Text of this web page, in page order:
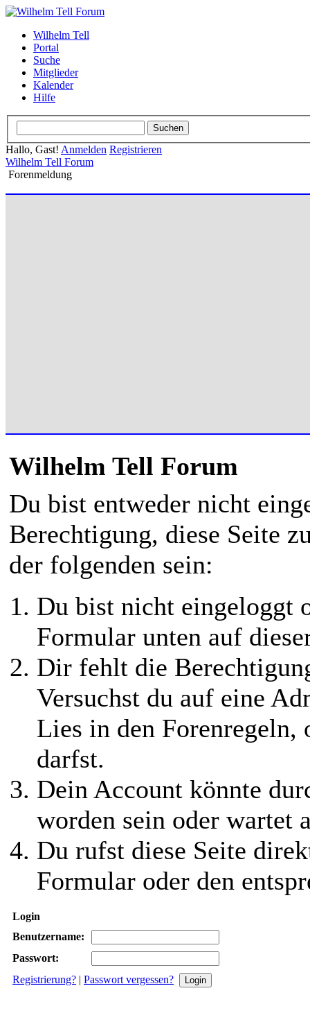
Wilhelm Tell
Portal
Suche
Mitglieder
Kalender
Hilfe
Hallo, Gast! Anmelden Registrieren
Wilhelm Tell Forum
Forenmeldung
Wilhelm Tell Forum
Du bist entweder nicht
Berechtigung, diese Seite
der folgenden sein:
Du bist nicht eingeloggt
Formular unten auf
Dir fehlt die
Versuchst du auf eine
Lies in den Forenregeln,
darfst.
Dein Account könnte
worden sein oder wartet
Du rufst diese Seite
Formular oder den
Login
Benutzername:
Passwort:
Registrierung? | Passwort vergessen?